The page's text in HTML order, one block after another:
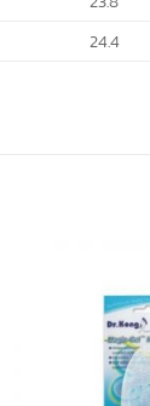
24.4